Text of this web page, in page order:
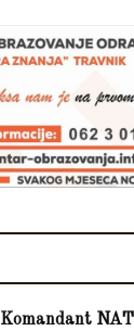
Komandant